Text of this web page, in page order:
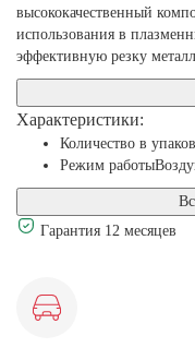
высококачественный
использования в
эффективную резку
Характеристики:
Количество в
Режим работы
Гарантия 12 месяцев